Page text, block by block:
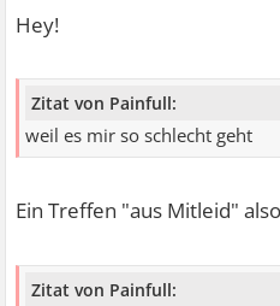
Hey!
Zitat von Painfull:
weil es mir so schlecht geht
Ein Treffen "aus Mitleid"
Zitat von Painfull: